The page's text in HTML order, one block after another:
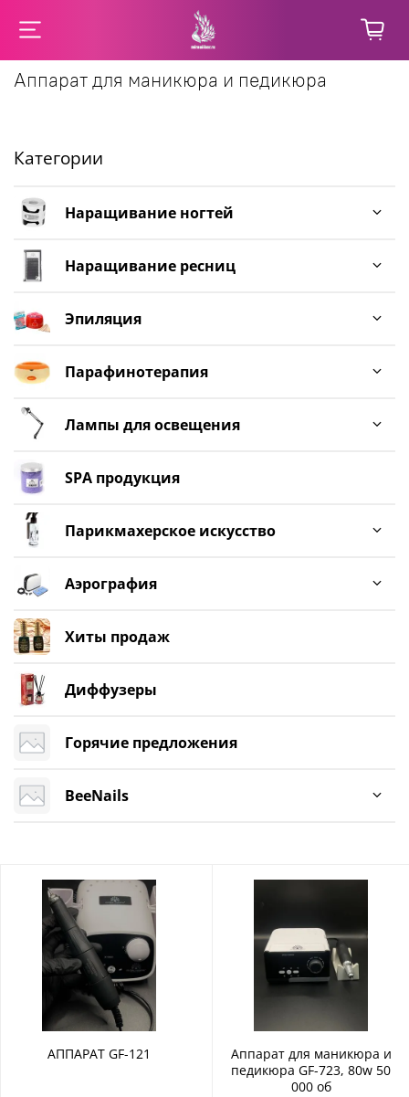
Аппарат для маникюра и педикюра
Категории
Наращивание ногтей
Наращивание ресниц
Эпиляция
Парафинотерапия
Лампы для освещения
SPA продукция
Парикмахерское искусство
Аэрография
Хиты продаж
Диффузеры
Горячие предложения
BeeNails
АППАРАТ GF-121
Аппарат для маникюра и
педикюра GF-723, 80w 50
000 об